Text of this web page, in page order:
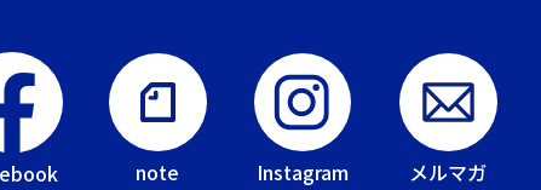
note Instagram メルマガ